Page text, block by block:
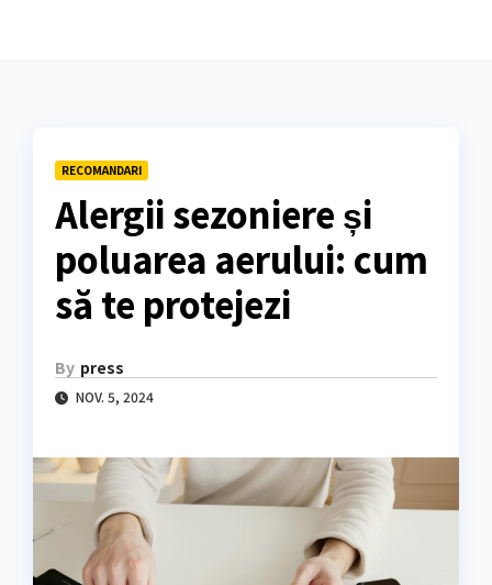
RECOMANDARI
Alergii sezoniere și
poluarea aerului: cum
să te protejezi
By press
NOV. 5, 2024